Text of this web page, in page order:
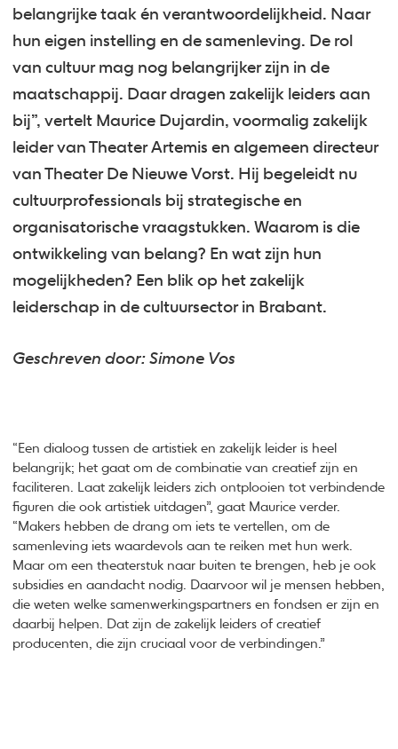
belangrijke taak én verantwoordelijkheid. Naar
hun eigen instelling en de samenleving. De rol
van cultuur mag nog belangrijker zijn in de
maatschappij. Daar dragen zakelijk leiders aan
bij”, vertelt Maurice Dujardin, voormalig zakelijk
leider van Theater Artemis en algemeen directeur
van Theater De Nieuwe Vorst. Hij begeleidt nu
cultuurprofessionals bij strategische en
organisatorische vraagstukken. Waarom is die
ontwikkeling van belang? En wat zijn hun
mogelijkheden? Een blik op het zakelijk
leiderschap in de cultuursector in Brabant.
Geschreven door: Simone Vos
“Een dialoog tussen de artistiek en zakelijk leider is heel
belangrijk; het gaat om de combinatie van creatief zijn en
faciliteren. Laat zakelijk leiders zich ontplooien tot verbindende
figuren die ook artistiek uitdagen”, gaat Maurice verder.
“Makers hebben de drang om iets te vertellen, om de
samenleving iets waardevols aan te reiken met hun werk.
Maar om een theaterstuk naar buiten te brengen, heb je ook
subsidies en aandacht nodig. Daarvoor wil je mensen hebben,
die weten welke samenwerkingspartners en fondsen er zijn en
daarbij helpen. Dat zijn de zakelijk leiders of creatief
producenten, die zijn cruciaal voor de verbindingen.”